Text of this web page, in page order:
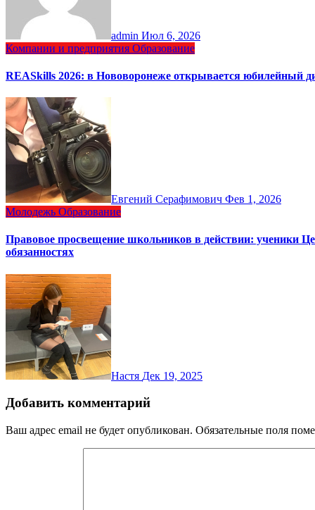
admin Июл 6, 2026
Компании и предприятия Образование
REASkills 2026: в Нововоронеже открывается юбилейный
Евгений Серафимович Фев 1, 2026
Молодежь Образование
Правовое просвещение школьников в действии: ученики
обязанностях
Настя Дек 19, 2025
Добавить комментарий
Ваш адрес email не будет опубликован. Обязательные поля